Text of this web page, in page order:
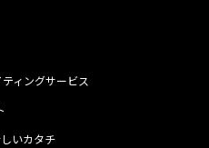
ィングサービス
いカタチ